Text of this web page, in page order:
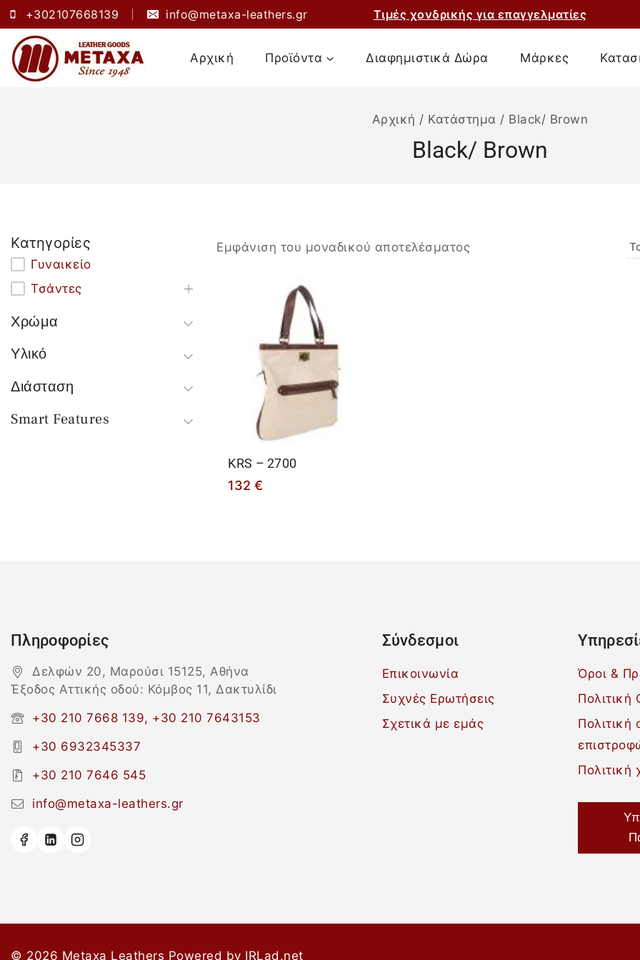
+302107668139 info@metaxa-leathers.gr Τιμές χονδρικής για επαγγελματίες
Αρχική Προϊόντα Διαφημιστικά Δώρα Μάρκες
Αρχική / Κατάστημα / Black/ Βrown
Black/ Βrown
Εμφάνιση του μοναδικού αποτελέσματος
KRS – 2700
132€
Κατηγορίες
Γυναικείο
Τσάντες
Χρώμα
Υλικό
Διάσταση
Smart Features
Πληροφορίες
Δελφών 20, Μαρούσι 15125, Αθήνα
Έξοδος Αττικής οδού: Κόμβος 11, Δακτυλίδι
+30 210 7668 139, +30 210 7643153
+30 6932345337
+30 210 7646 545
info@metaxa-leathers.gr
Σύνδεσμοι
Επικοινωνία
Συχνές Ερωτήσεις
Σχετικά με εμάς
Όροι &
Πολιτική
Πολιτική
Πολιτική
© 2026 Metaxa Leathers Powered by IRLad.net